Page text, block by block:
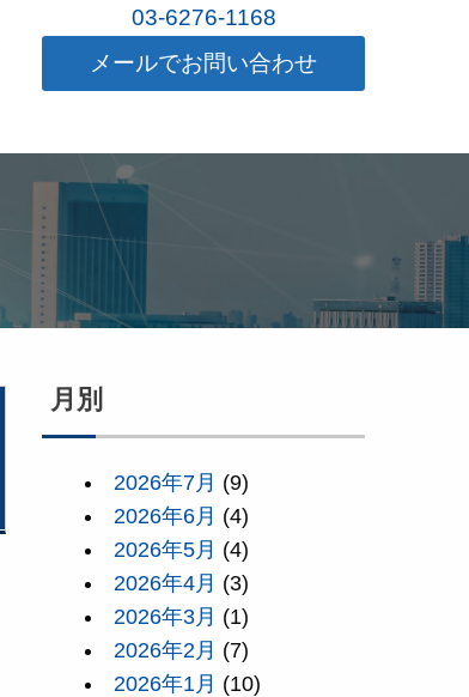
03-6276-1168
メールでお問い合わせ
月別
2026年7月 (9)
2026年6月 (4)
2026年5月 (4)
2026年4月 (3)
2026年3月 (1)
2026年2月 (7)
2026年1月 (10)